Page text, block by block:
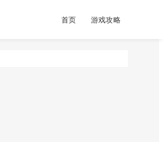
首页 游戏攻略